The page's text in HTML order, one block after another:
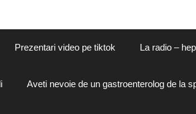
Prezentari video pe tiktok La radio –
Aveti nevoie de un gastroenterolog de la